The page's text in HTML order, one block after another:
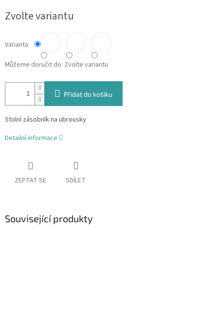
cena:
Zvolte variantu
Varianta
Můžeme doručit do: Zvolte variantu
Přidat do košíku
Stolní zásobník na ubrousky
Detailní informace
ZEPTAT SE SDÍLET
Související produkty